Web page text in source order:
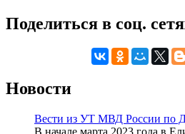
Поделиться в соц.
Новости
Вести из УТ МВД России по
В начале марта 2023 года в